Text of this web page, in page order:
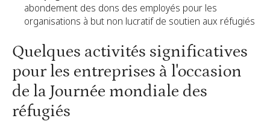
abondement des dons des employés pour les
organisations à but non lucratif de soutien aux réfugiés
Quelques activités significatives
pour les entreprises à l'occasion
de la Journée mondiale des
réfugiés